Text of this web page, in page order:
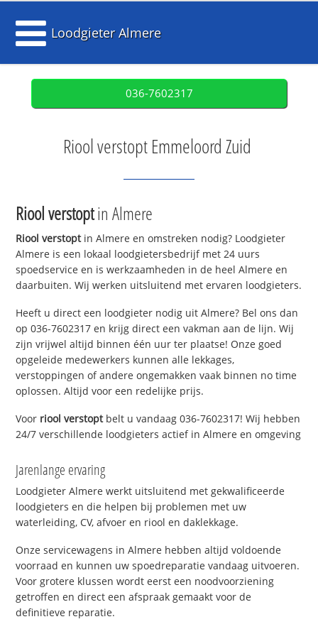
Loodgieter Almere
036-7602317
Riool verstopt Emmeloord Zuid
Riool verstoptin Almere
Riool verstoptin Almere en omstreken nodig? Loodgieter
Almere is een lokaal loodgietersbedrijf met 24 uurs
spoedservice en is werkzaamheden in de heel Almere en
daarbuiten. Wij werken uitsluitend met ervaren loodgieters.
Heeft u direct een loodgieter nodig uit Almere? Bel ons dan
op 036-7602317 en krijg direct een vakman aan de lijn. Wij
zijn vrijwel altijd binnen één uur ter plaatse! Onze goed
opgeleide medewerkers kunnen alle lekkages,
verstoppingen of andere ongemakken vaak binnen no time
oplossen. Altijd voor een redelijke prijs.
Voor riool verstoptbelt u vandaag 036-7602317! Wij hebben
24/7 verschillende loodgieters actief in Almere en omgeving
Jarenlange ervaring
Loodgieter Almere werkt uitsluitend met gekwalificeerde
loodgieters en die helpen bij problemen met uw
waterleiding, CV, afvoer en riool en daklekkage.
Onze servicewagens in Almere hebben altijd voldoende
voorraad en kunnen uw spoedreparatie vandaag uitvoeren.
Voor grotere klussen wordt eerst een noodvoorziening
getroffen en direct een afspraak gemaakt voor de
definitieve reparatie.